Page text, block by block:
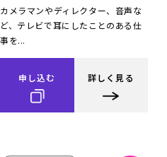
カメラマンやディレクター、音声な
ど、テレビで耳にしたことのある仕
事を...
申し込む 詳しく見る